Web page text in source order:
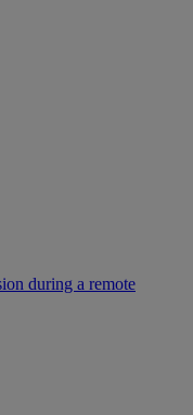
during a remote